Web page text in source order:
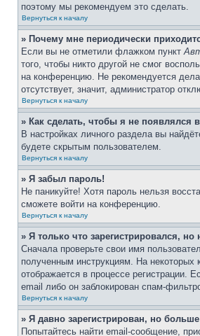
поэтому мы рекомендуем это сделать.
Вернуться к началу
» Почему мне периодически
Если вы не отметили флажком пункт
того, чтобы никто другой не смог
на конференцию. Не рекомендуется
отсутствует, значит, администратор
Вернуться к началу
» Как сделать, чтобы я не появлялся
В настройках личного раздела вы
будете скрытым пользователем.
Вернуться к началу
» Я забыл пароль!
Не паникуйте! Хотя пароль нельзя
сможете войти на конференцию.
Вернуться к началу
» Я только что зарегистрировался, но
Сначала проверьте свои имя
полученным инструкциям. На
отображается в процессе регистрации.
email либо он заблокирован спам-
Вернуться к началу
» Я давно зарегистрирован, но
Попытайтесь найти email-сообщение,